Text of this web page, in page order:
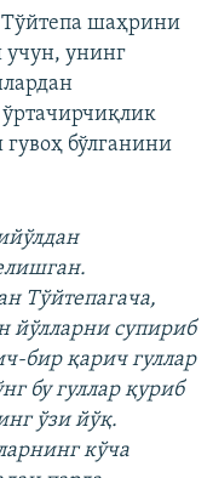
шаҳрини
учун, унинг
бўлганини
Тўйтепагача,
йўлларни супириб
бир қарич гуллар
бу гуллар қуриб
ўзи йўқ.
кўча